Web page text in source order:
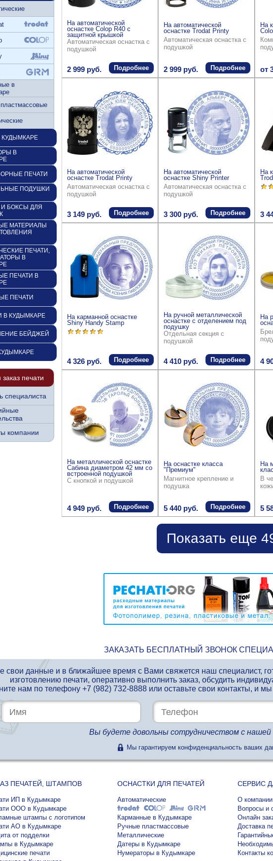
На автоматической
оснастке Colop R40 с
защитной крышкой
Автоматическая оснастка с
подушкой
2 999 руб. Подробнее
На автоматической
оснастке Trodat Printy
Автоматическая оснастка с
подушкой
2 999 руб. Подробнее
На
от
На автоматической
оснастке Trodat Printy
Автоматическая оснастка с
подушкой
3 149 руб. Подробнее
На автоматической
оснастке Shiny Printer
Автоматическая оснастка с
подушкой
3 300 руб. Подробнее
На
3
На карманной оснастке
Shiny Handy Stamp
4 326 руб. Подробнее
На ручной металлической
оснастке с отделением под
подушку
Отдельная секция с
подушкой
4 410 руб. Подробнее
На
4
На металлической оснастке
Сабина диаметром 42 мм со
встроенной подушкой
С кнопкой и подушкой
4 949 руб. Подробнее
На оснастке класса
"Премиум"
Магнитное крепление и
подушка
5 440 руб. Подробнее
На
В
5
Показать еще
в
КУДЫМКАРЕ
В
ПЕЧАТИ
ПОДУШКИ
БОКСЫ ДЛЯ
МАТЕРИАЛЫ
ПЕЧАТИ,
В
ПЕЧАТИ В
ПЕЧАТИ
В КУДЫМКАРЕ
БЕЙДЖЕЙ
печати
специалиста
компании
ЗАКАЗАТЬ БЕСПЛАТНЫЙ ЗВОНОК
свои данные и в ближайшее время с Вами свяжется наш специалист,
изготовлению печати, оперативно выполнить заказ, обсудить
нам по телефону +7 (982) 732-8888или оставьте свои контакты, и
Вы будете довольны сотрудничеством с нашей
Мы гарантируем конфиденциальность ваших
ПЕЧАТЕЙ, ШТАМПОВ
ИП в Кудымкаре
ООО в Кудымкаре
штампы с логотипом
АО в Кудымкаре
от подделки
в Кудымкаре
печати
ОСНАСТКИ ДЛЯ ПЕЧАТЕЙ
Автоматические
Карманные в Кудымкаре
Ручные пластмассовые
Металлические
Датеры в Кудымкаре
Нумераторы в Кудымкаре
СЕРВИС
О компании
Вопросы и
Онлайн
Доставка
Контакты